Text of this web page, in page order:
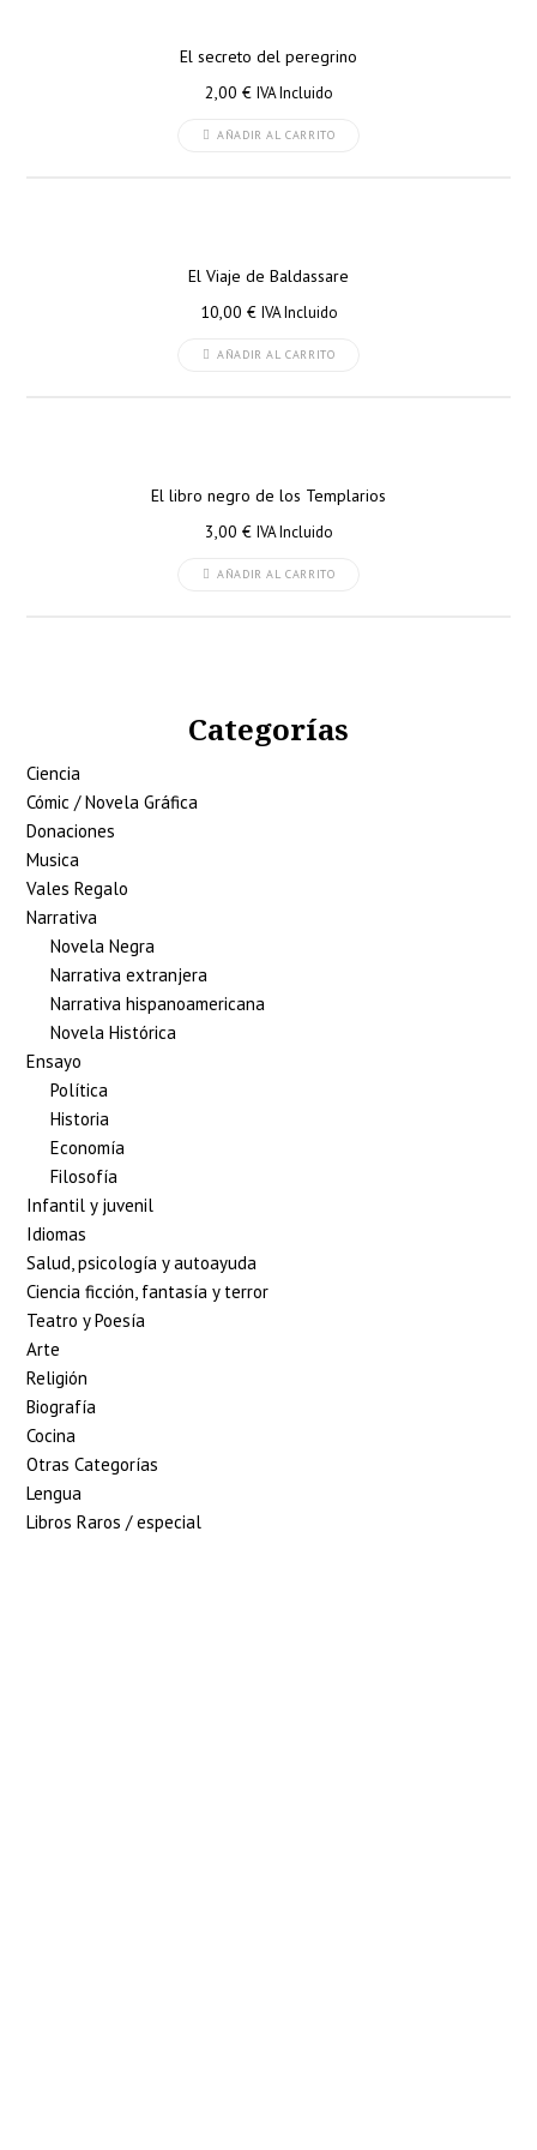
El secreto del peregrino
2,00 € IVA Incluido
AÑADIR AL CARRITO
El Viaje de Baldassare
10,00 € IVA Incluido
AÑADIR AL CARRITO
El libro negro de los Templarios
3,00 € IVA Incluido
AÑADIR AL CARRITO
Categorías
Ciencia
Cómic / Novela Gráfica
Donaciones
Musica
Vales Regalo
Narrativa
Novela Negra
Narrativa extranjera
Narrativa hispanoamericana
Novela Histórica
Ensayo
Política
Historia
Economía
Filosofía
Infantil y juvenil
Idiomas
Salud, psicología y autoayuda
Ciencia ficción, fantasía y terror
Teatro y Poesía
Arte
Religión
Biografía
Cocina
Otras Categorías
Lengua
Libros Raros / especial